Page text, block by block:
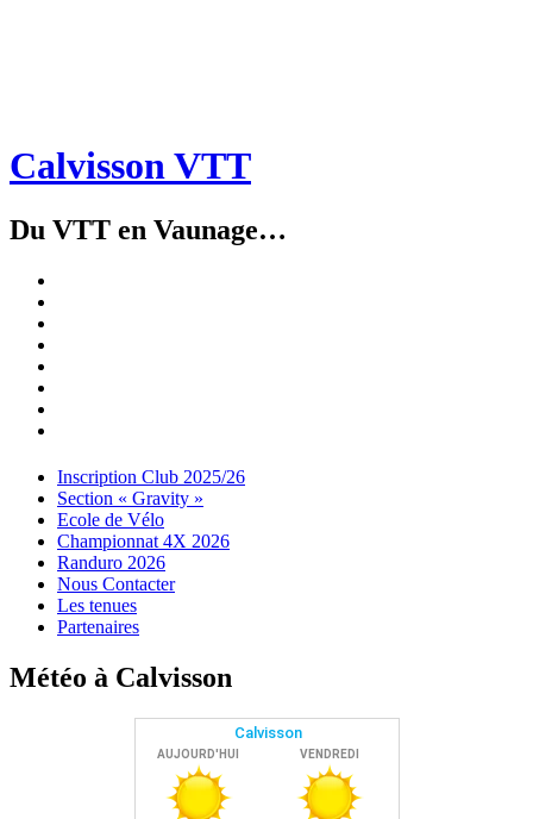
Calvisson VTT
Du VTT en Vaunage…
Menu
Widgets
Recherche
Aller
contenu
Inscription Club 2025/26
Section « Gravity »
Ecole de Vélo
Championnat 4X 2026
Randuro 2026
Nous Contacter
Les tenues
Partenaires
Météo à Calvisson